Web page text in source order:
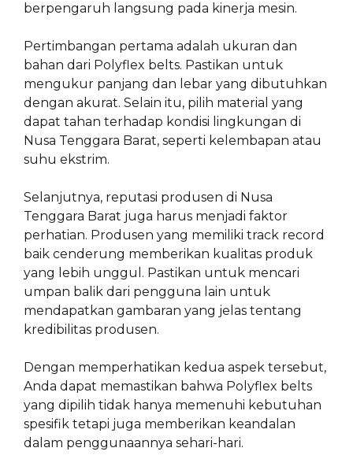
berpengaruh langsung pada kinerja mesin.
Pertimbangan pertama adalah ukuran dan
bahan dari Polyflex belts. Pastikan untuk
mengukur panjang dan lebar yang dibutuhkan
dengan akurat. Selain itu, pilih material yang
dapat tahan terhadap kondisi lingkungan di
Nusa Tenggara Barat, seperti kelembapan atau
suhu ekstrim.
Selanjutnya, reputasi produsen di Nusa
Tenggara Barat juga harus menjadi faktor
perhatian. Produsen yang memiliki track record
baik cenderung memberikan kualitas produk
yang lebih unggul. Pastikan untuk mencari
umpan balik dari pengguna lain untuk
mendapatkan gambaran yang jelas tentang
kredibilitas produsen.
Dengan memperhatikan kedua aspek tersebut,
Anda dapat memastikan bahwa Polyflex belts
yang dipilih tidak hanya memenuhi kebutuhan
spesifik tetapi juga memberikan keandalan
dalam penggunaannya sehari-hari.